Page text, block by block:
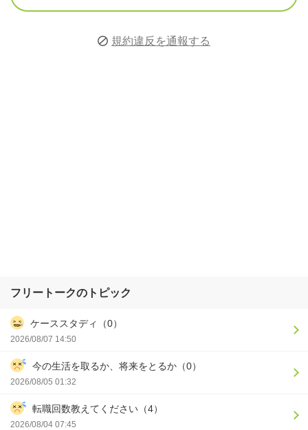
規約違反を通報する
フリートークのトピック
ケーススタディ（0）
2026/08/07 14:50
今の生活を取るか、将来をとるか（0）
2026/08/05 01:32
転職回数教えてください（4）
2026/08/04 07:45